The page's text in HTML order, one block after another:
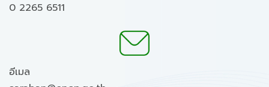
0 2265 6511
อีเมล